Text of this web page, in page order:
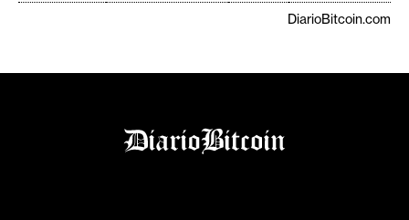
DiarioBitcoin.com